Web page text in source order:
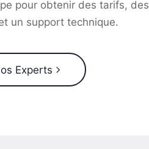
pour obtenir des tarifs, des
un support technique.
Experts